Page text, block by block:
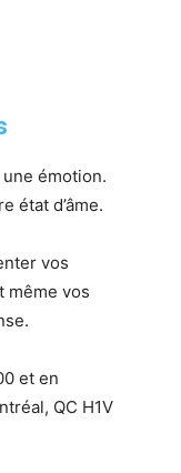
émotion.
état d’âme.
vos
même vos
et en
QC H1V